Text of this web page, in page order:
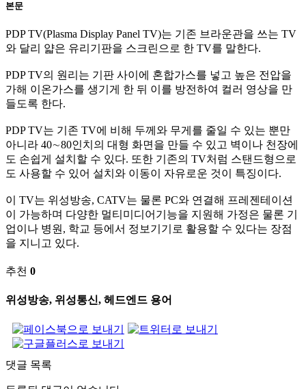
본문
PDP TV(Plasma Display Panel TV)는 기존 브라운관을 쓰는 TV
와 달리 얇은 유리기판을 스크린으로 한 TV를 말한다.
PDP TV의 원리는 기판 사이에 혼합가스를 넣고 높은 전압을
가해 이온가스를 생기게 한 뒤 이를 방전하여 컬러 영상을 만
들도록 한다.
PDP TV는 기존 TV에 비해 두께와 무게를 줄일 수 있는 뿐만
아니라 40∼80인치의 대형 화면을 만들 수 있고 벽이나 천장에
도 손쉽게 설치할 수 있다. 또한 기존의 TV처럼 스탠드형으로
도 사용할 수 있어 설치와 이동이 자유로운 것이 특징이다.
이 TV는 위성방송, CATV는 물론 PC와 연결해 프레젠테이션
이 가능하며 다양한 멀티미디어기능을 지원해 가정은 물론 기
업이나 병원, 학교 등에서 정보기기로 활용할 수 있다는 장점
을 지니고 있다.
추천 0
위성방송, 위성통신, 헤드엔드 용어
댓글 목록